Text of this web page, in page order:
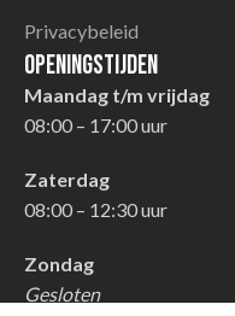
Privacybeleid
Openingstijden
Maandag t/m vrijdag
08:00 – 17:00 uur
Zaterdag
08:00 – 12:30 uur
Zondag
Gesloten